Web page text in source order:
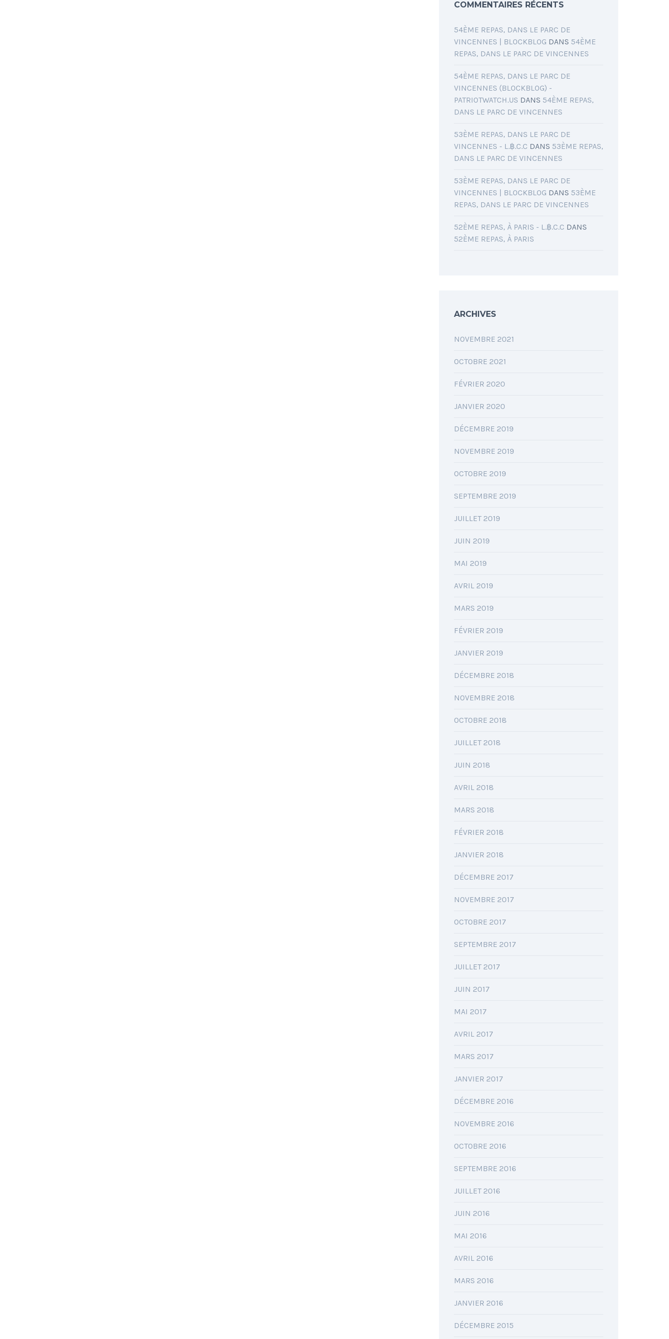
COMMENTAIRES RÉCENTS
54ÈME REPAS, DANS LE PARC DE
VINCENNES | BLOCKBLOG DANS 54ÈME
REPAS, DANS LE PARC DE VINCENNES
54ÈME REPAS, DANS LE PARC DE
VINCENNES (BLOCKBLOG) -
PATRIOTWATCH.US DANS 54ÈME REPAS,
DANS LE PARC DE VINCENNES
53ÈME REPAS, DANS LE PARC DE
VINCENNES - L.฿.C.C DANS 53ÈME REPAS,
DANS LE PARC DE VINCENNES
53ÈME REPAS, DANS LE PARC DE
VINCENNES | BLOCKBLOG DANS 53ÈME
REPAS, DANS LE PARC DE VINCENNES
52ÈME REPAS, À PARIS - L.฿.C.C DANS
52ÈME REPAS, À PARIS
ARCHIVES
NOVEMBRE 2021
OCTOBRE 2021
FÉVRIER 2020
JANVIER 2020
DÉCEMBRE 2019
NOVEMBRE 2019
OCTOBRE 2019
SEPTEMBRE 2019
JUILLET 2019
JUIN 2019
MAI 2019
AVRIL 2019
MARS 2019
FÉVRIER 2019
JANVIER 2019
DÉCEMBRE 2018
NOVEMBRE 2018
OCTOBRE 2018
JUILLET 2018
JUIN 2018
AVRIL 2018
MARS 2018
FÉVRIER 2018
JANVIER 2018
DÉCEMBRE 2017
NOVEMBRE 2017
OCTOBRE 2017
SEPTEMBRE 2017
JUILLET 2017
JUIN 2017
MAI 2017
AVRIL 2017
MARS 2017
JANVIER 2017
DÉCEMBRE 2016
NOVEMBRE 2016
OCTOBRE 2016
SEPTEMBRE 2016
JUILLET 2016
JUIN 2016
MAI 2016
AVRIL 2016
MARS 2016
JANVIER 2016
DÉCEMBRE 2015